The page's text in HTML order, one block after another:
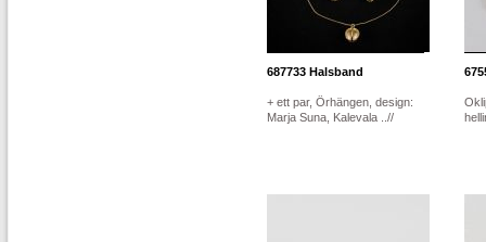
687733 Halsband
+ ett par, Örhängen, design:
Marja Suna, Kalevala ..//